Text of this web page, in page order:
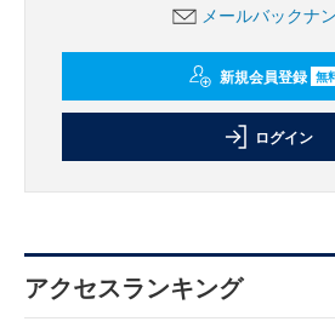
メールバックナ
新規会員登録 無
ログイン
アクセスランキング